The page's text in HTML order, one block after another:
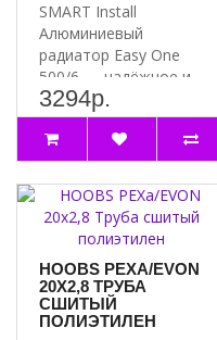
SMART Install
Алюминиевый
радиатор Easy One
500/6 — надёжное и
стильное решение
для вашего дом..
3294р.
HOOBS PEXA/EVON
20Х2,8 ТРУБА
СШИТЫЙ
ПОЛИЭТИЛЕН